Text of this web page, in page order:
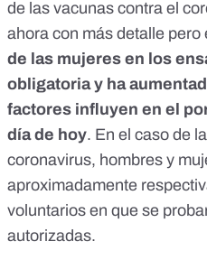
de las vacunas contra el
ahora con más detalle pero
de las mujeres en los
obligatoria y ha
factores influyen en el
día de hoy. En el caso de
coronavirus, hombres y
aproximadamente
voluntarios en que se
autorizadas.